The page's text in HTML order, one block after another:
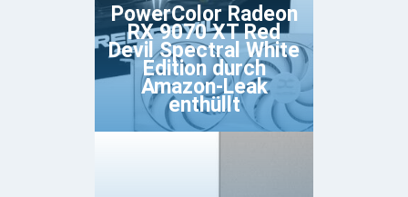
PowerColor Radeon
RX 9070 XT Red
Devil Spectral White
Edition durch
Amazon-Leak
enthüllt